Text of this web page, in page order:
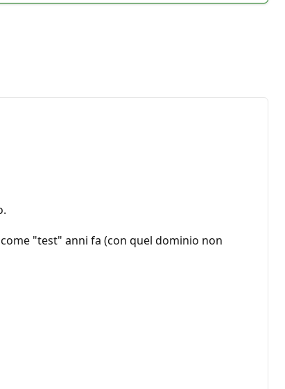
"test" anni fa (con quel dominio non